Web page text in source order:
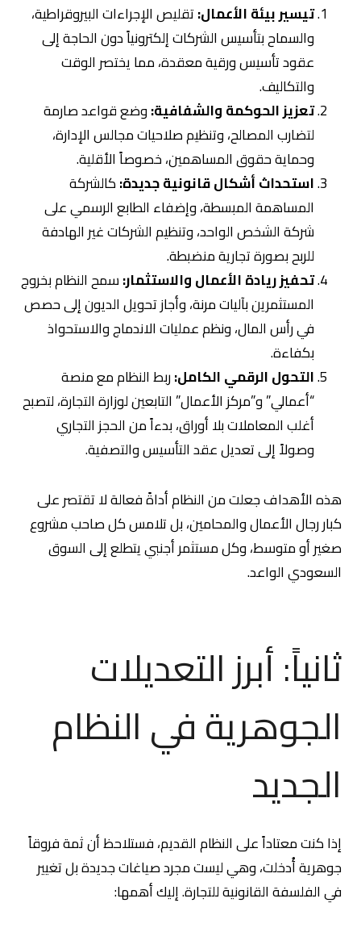
تيسير بيئة الأعمال:تقليص الإجراءات البيروقراطية،
والسماح بتأسيس الشركات إلكترونياً دون الحاجة إلى
عقود تأسيس ورقية معقدة، مما يختصر الوقت
والتكاليف.
تعزيز الحوكمة والشفافية:وضع قواعد صارمة
لتضارب المصالح، وتنظيم صلاحيات مجالس الإدارة،
وحماية حقوق المساهمين، خصوصاً الأقلية.
استحداث أشكال قانونية جديدة:كالشركة
المساهمة المبسطة، وإضفاء الطابع الرسمي على
شركة الشخص الواحد، وتنظيم الشركات غير الهادفة
للربح بصورة تجارية منضبطة.
تحفيز ريادة الأعمال والاستثمار:سمح النظام بخروج
المستثمرين بآليات مرنة، وأجاز تحويل الديون إلى حصص
في رأس المال، ونظم عمليات الاندماج والاستحواذ
بكفاءة.
التحول الرقمي الكامل:ربط النظام مع منصة
“أعمالي” و”مركز الأعمال” التابعين لوزارة التجارة، لتصبح
أغلب المعاملات بلا أوراق، بدءاً من الحجز التجاري
وصولاً إلى تعديل عقد التأسيس والتصفية.
هذه الأهداف جعلت من النظام أداةً فعالة لا تقتصر على
كبار رجال الأعمال والمحامين، بل تلامس كل صاحب مشروع
صغير أو متوسط، وكل مستثمر أجنبي يتطلع إلى السوق
السعودي الواعد.
ثانياً: أبرز التعديلات
الجوهرية في النظام
الجديد
إذا كنت معتاداً على النظام القديم، فستلاحظ أن ثمة فروقاً
جوهرية أُدخلت، وهي ليست مجرد صياغات جديدة بل تغيير
في الفلسفة القانونية للتجارة. إليك أهمها: